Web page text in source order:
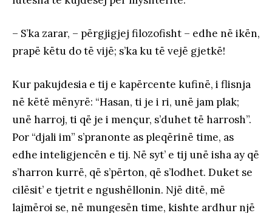
– S’ka zarar, – përgjigjej filozofisht – edhe në ikën,
prapë këtu do të vijë; s’ka ku të vejë gjetkë!
Kur pakujdesia e tij e kapërcente kufinë, i flisnja
në këtë mënyrë: “Hasan, ti je i ri, unë jam plak;
unë harroj, ti që je i mençur, s’duhet të harrosh”.
Por “djali im” s’pranonte as pleqërinë time, as
edhe inteligjencën e tij. Në syt’ e tij unë isha ay që
s’harron kurrë, që s’përton, që s’lodhet. Duket se
cilësit’ e tjetrit e ngushëllonin. Një ditë, më
lajmëroi se, në mungesën time, kishte ardhur një